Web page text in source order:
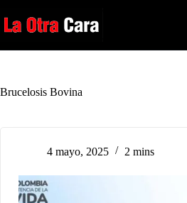
al
contenido
Brucelosis Bovina
4 mayo, 2025 2 mins